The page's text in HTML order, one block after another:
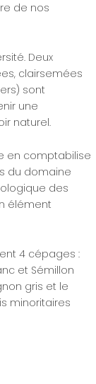
de nos
Deux
clairsemées
sont
une
naturel.
en comptabilise
du domaine
des
élément
4 cépages :
et Sémillon
gris et le
minoritaires